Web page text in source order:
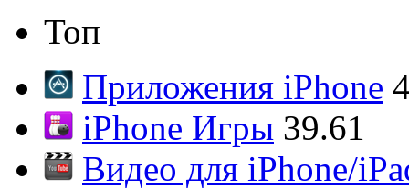
Топ
Приложения iPhone
iPhone Игры 39.61
Видео для iPhone/